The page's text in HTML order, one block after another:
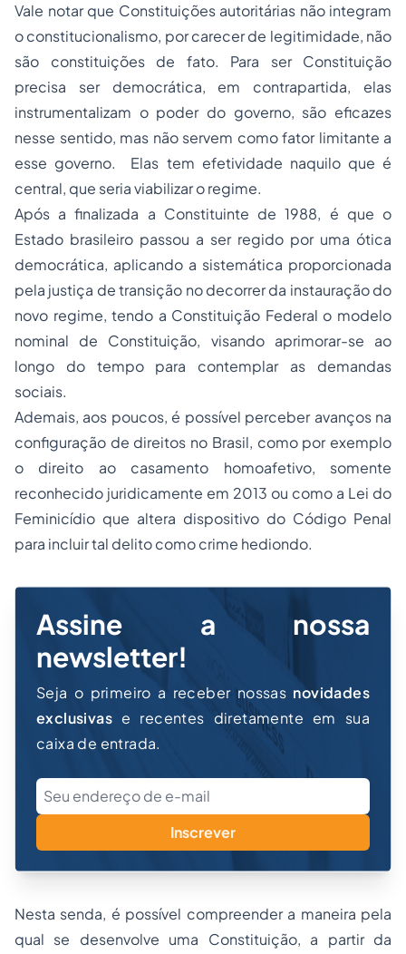
Vale notar que Constituições autoritárias não integram
o constitucionalismo, por carecer de legitimidade, não
são constituições de fato. Para ser Constituição
precisa ser democrática, em contrapartida, elas
instrumentalizam o poder do governo, são eficazes
nesse sentido, mas não servem como fator limitante a
esse governo. Elas tem efetividade naquilo que é
central, que seria viabilizar o regime.
Após a finalizada a Constituinte de 1988, é que o
Estado brasileiro passou a ser regido por uma ótica
democrática, aplicando a sistemática proporcionada
pela justiça de transição no decorrer da instauração do
novo regime, tendo a Constituição Federal o modelo
nominal de Constituição, visando aprimorar-se ao
longo do tempo para contemplar as demandas
sociais.
Ademais, aos poucos, é possível perceber avanços na
configuração de direitos no Brasil, como por exemplo
o direito ao casamento homoafetivo, somente
reconhecido juridicamente em 2013 ou como a Lei do
Feminicídio que altera dispositivo do Código Penal
para incluir tal delito como crime hediondo.
Assine a nossa
newsletter!
Seja o primeiro a receber nossas novidades
exclusivas e recentes diretamente em sua
caixa de entrada.
Inscrever
Nesta senda, é possível compreender a maneira pela
qual se desenvolve uma Constituição, a partir da